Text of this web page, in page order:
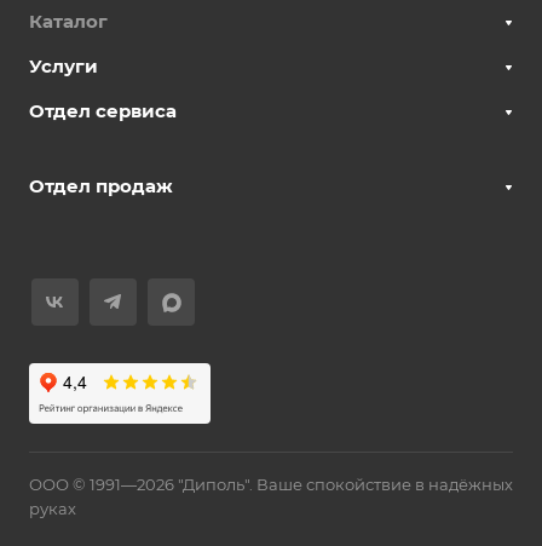
Каталог
Услуги
Отдел сервиса
Отдел продаж
ООО © 1991—2026 "Диполь". Ваше спокойствие в надёжных
руках